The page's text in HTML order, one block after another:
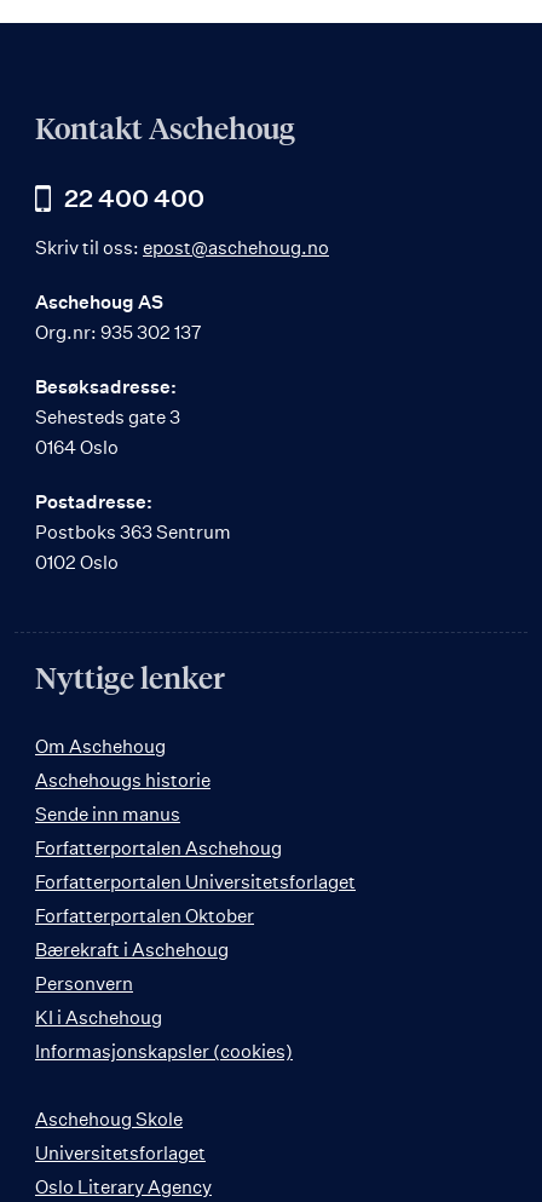
Kontakt Aschehoug
22 400 400
Skriv til oss: epost@aschehoug.no
Aschehoug AS
Org.nr: 935 302 137
Besøksadresse:
Sehesteds gate 3
0164 Oslo
Postadresse:
Postboks 363 Sentrum
0102 Oslo
Nyttige lenker
Om Aschehoug
Aschehougs historie
Sende inn manus
Forfatterportalen Aschehoug
Forfatterportalen Universitetsforlaget
Forfatterportalen Oktober
Bærekraft i Aschehoug
Personvern
KI i Aschehoug
Informasjonskapsler (cookies)
Aschehoug Skole
Universitetsforlaget
Oslo Literary Agency